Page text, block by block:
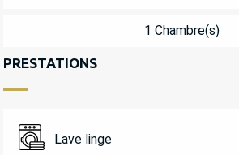
1 Chambre(s)
PRESTATIONS
Lave linge